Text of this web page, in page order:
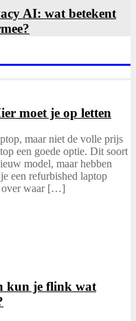
AI: wat betekent
moet je op letten
maar niet de volle prijs
een goede optie. Dit soort
model, maar hebben
een refurbished laptop
over waar […]
kun je flink wat